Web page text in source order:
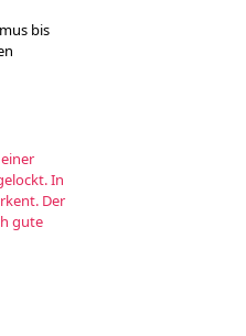
bis
In
Der
gute